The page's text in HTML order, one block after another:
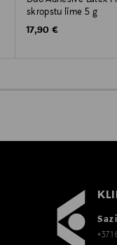
skropstu līme 5 g
Original Price
17,90 €
+371